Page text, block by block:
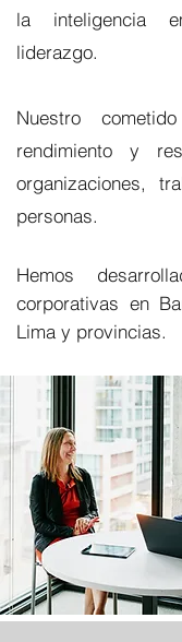
la inteligencia
liderazgo.
Nuestro
rendimiento y
organizaciones,
personas.
Hemos
corporativas en
Lima y provincias.